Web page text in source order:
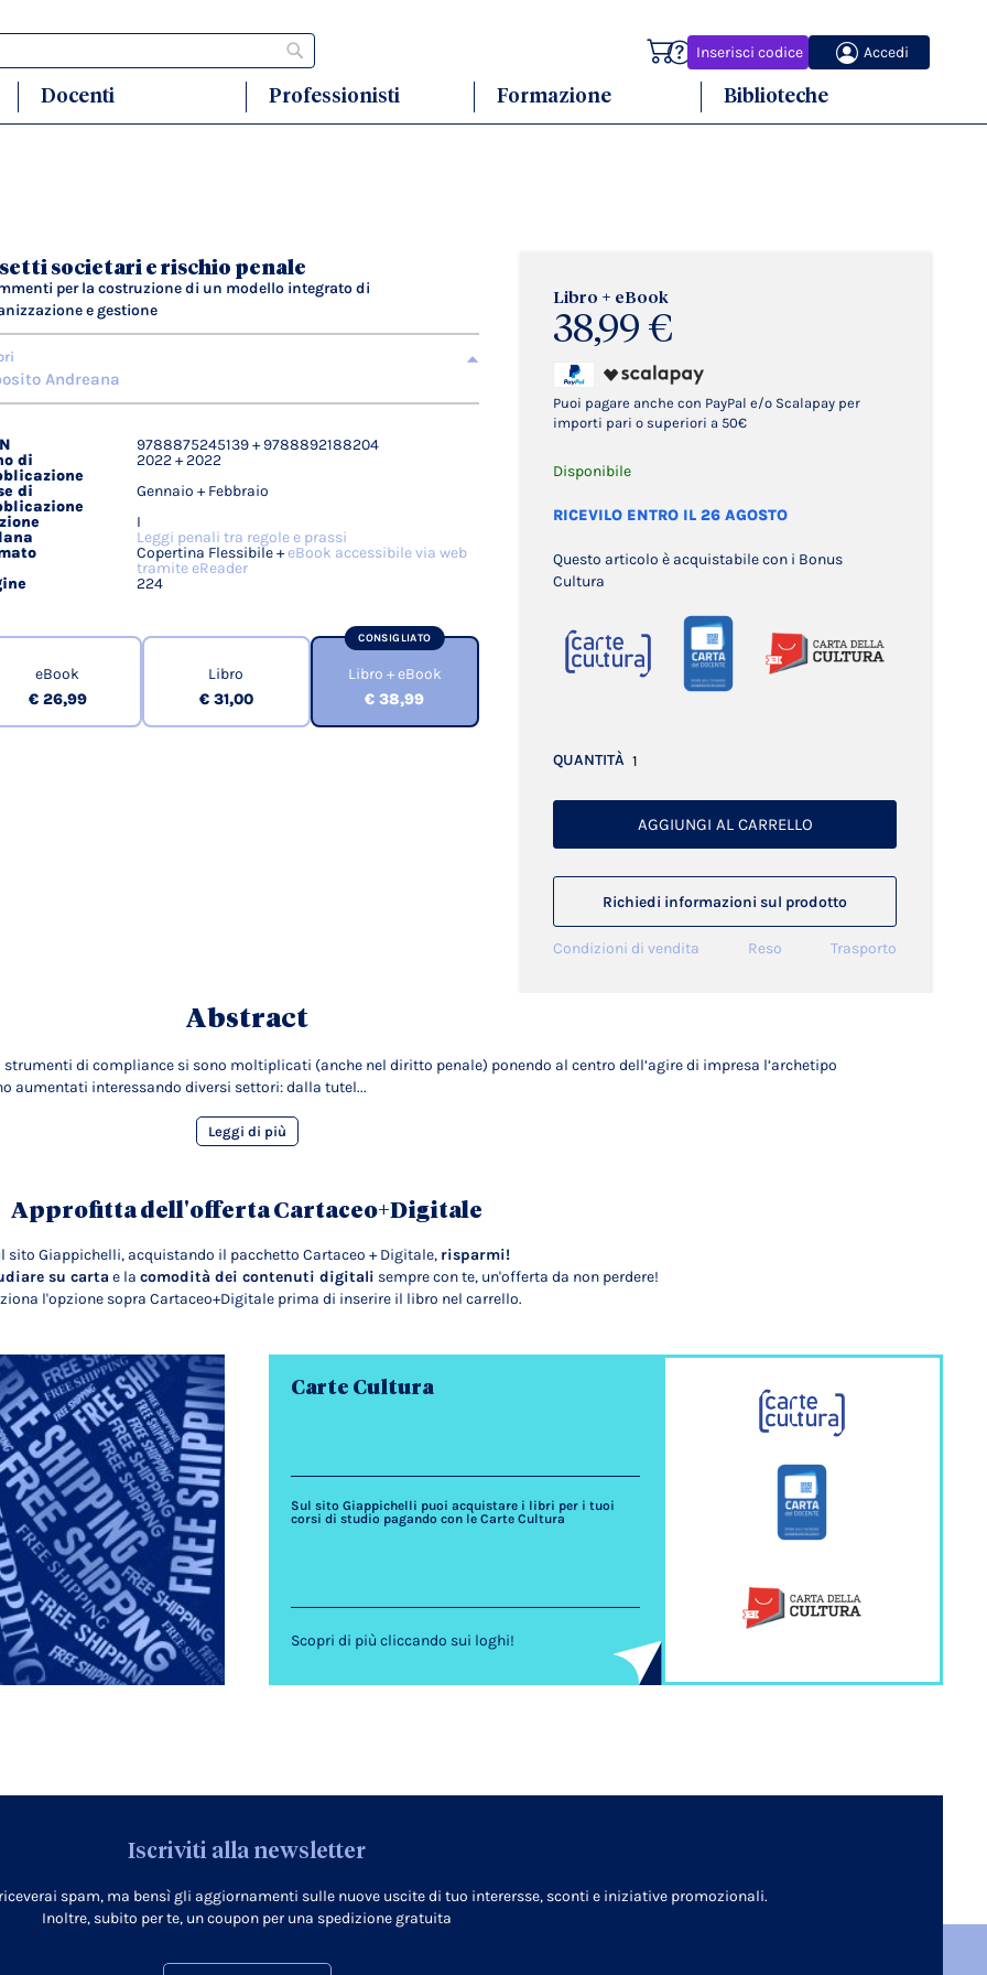
Inserisci codice Accedi
Carrello
Docenti Professionisti Formazione Biblioteche
Libro + eBook
38,99 €
Puoi pagare anche con PayPal e/o Scalapay per
importi pari o superiori a 50€
Disponibile
RICEVILO ENTRO IL 26 AGOSTO
Questo articolo è acquistabile con i Bonus
Cultura
QUANTITÀ
AGGIUNGI AL CARRELLO
Richiedi informazioni sul prodotto
Condizioni di vendita Reso Trasporto
societari e rischio penale
per la costruzione di un modello integrato di
e gestione
Andreana
9788875245139 + 9788892188204
di
2022 + 2022
di
Gennaio + Febbraio
I
Leggi penali tra regole e prassi
Copertina Flessibile +eBook accessibile via web
tramite eReader
224
eBook
€ 26,99
Libro
€ 31,00
CONSIGLIATO
Libro + eBook
€ 38,99
Abstract
di compliance si sono moltiplicati (anche nel diritto penale) ponendo al centro dell’agire di impresa l’archetipo
aumentati interessando diversi settori: dalla tutel...
Leggi di più
Approfitta dell'offerta Cartaceo+Digitale
sito Giappichelli, acquistando il pacchetto Cartaceo + Digitale, risparmi!
su carta e la comodità dei contenuti digitali sempre con te, un'offerta da non perdere!
l'opzione sopra Cartaceo+Digitale prima di inserire il libro nel carrello.
Carte Cultura
Sul sito Giappichelli puoi acquistare i libri per i tuoi
corsi di studio pagando con le Carte Cultura
Scopri di più cliccando sui loghi!
Iscriviti alla newsletter
spam, ma bensì gli aggiornamenti sulle nuove uscite di tuo interersse, sconti e iniziative promozionali.
Inoltre, subito per te, un coupon per una spedizione gratuita